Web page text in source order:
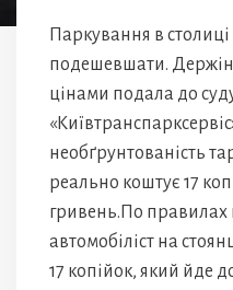
Паркування в
подешевшати.
цінами подала до
необґрунтованість
реально коштує 17
гривень.По правилах
автомобіліст на
17 копійок, який йде